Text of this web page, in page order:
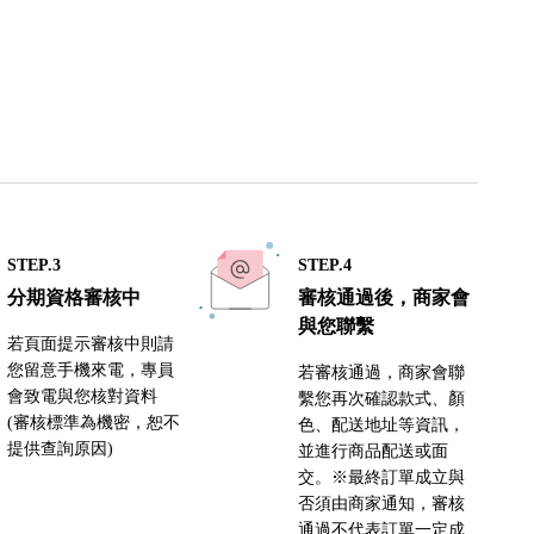
STEP.3
分期資格審核中
若頁面提示審核中則請
您留意手機來電，專員
會致電與您核對資料
(審核標準為機密，恕不
提供查詢原因)
STEP.4
審核通過後，商家會
與您聯繫
若審核通過，商家會聯
繫您再次確認款式、顏
色、配送地址等資訊，
並進行商品配送或面
交。※最終訂單成立與
否須由商家通知，審核
通過不代表訂單一定成